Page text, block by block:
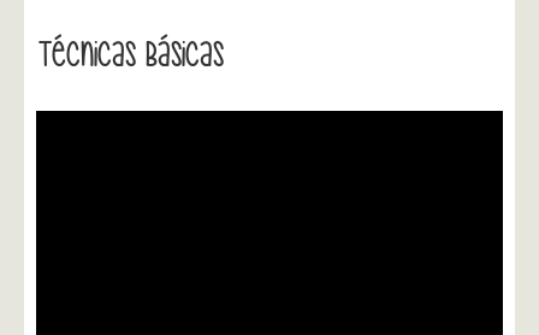
Técnicas Básicas